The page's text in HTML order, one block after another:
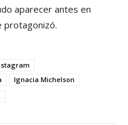
aparecer antes en
protagonizó.
Ignacia Michelson